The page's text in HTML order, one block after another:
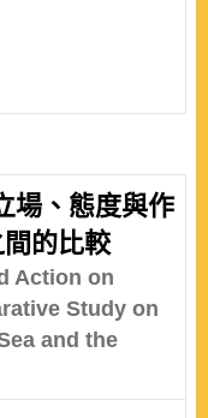
場、態度與作
的比較
Action on
Study on
and the